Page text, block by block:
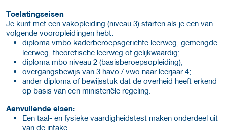
Toelatingseisen
Je kunt met een vakopleiding (niveau 3) starten als je een van
volgende vooropleidingen hebt:
diploma vmbo kaderberoepsgerichte leerweg, gemengde
leerweg, theoretische leerweg of gelijkwaardig;
diploma mbo niveau 2 (basisberoepsopleiding);
overgangsbewijs van 3 havo / vwo naar leerjaar 4;
ander diploma of bewijsstuk dat de overheid heeft erkend
op basis van een ministeriële regeling.
Aanvullende eisen:
Een taal- en fysieke vaardigheidstest maken onderdeel uit
van de intake.